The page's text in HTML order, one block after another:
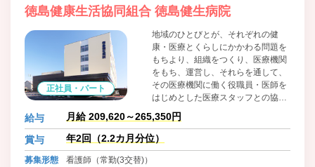
徳島健康生活協同組合 徳島健生病院
正社員・パート
地域のひとびとが、それぞれの健
康・医療とくらしにかかわる問題を
もちより、組織をつくり、医療機関
をもち、運営し、それらを通して、
その医療機関に働く役職員・医師を
はじめとした医療スタッフとの協同
によって、問題解決のために運動す
る、生協法にもとづく住民の自主的
組織です。組合員・患者の医療への
給与 月給 209,620～265,350円
賞与 年2回（2.2カ月分位）
募集形態
看護師（常勤(3交替)）